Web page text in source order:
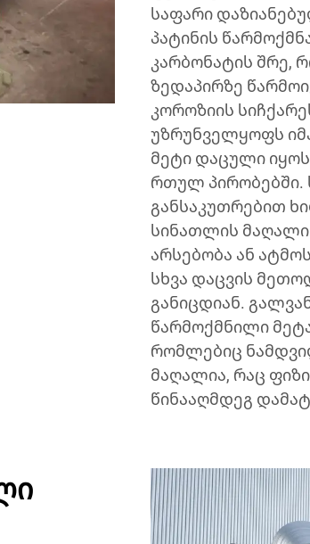
საფარი
პატინის
კარბონატის შრე,
ზედაპირზე
კოროზიის
უზრუნველყოფს
მეტი დაცული
რთულ პირობებში.
განსაკუთრებით
სინათლის მაღალი
არსებობა ან
სხვა დაცვის
განიცდიან.
წარმოქმნილი
რომლებიც
მაღალია, რაც
წინააღმდეგ